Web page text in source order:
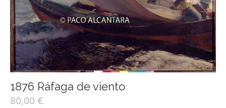
1876 Ráfaga de viento
80,00 €